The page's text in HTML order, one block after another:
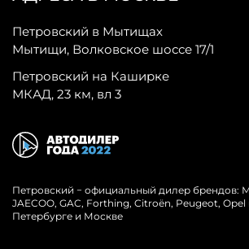
Петровский в Мытищах
Мытищи, Волковское шоссе 17/1
Петровский на Каширке
МКАД, 23 км, вл 3
Петровский − официальный дилер брендов:
JAECOO, GAC, Forthing, Citroёn, Peugeot,
Петербурге и Москве